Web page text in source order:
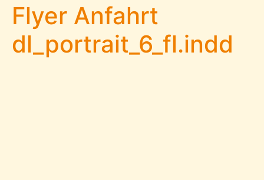
Flyer Anfahrt
dl_portrait_6_fl.indd